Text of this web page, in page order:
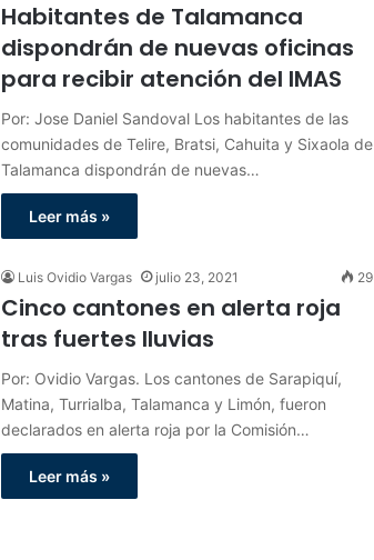
Habitantes de Talamanca
dispondrán de nuevas oficinas
para recibir atención del IMAS
Por: Jose Daniel Sandoval Los habitantes de las
comunidades de Telire, Bratsi, Cahuita y Sixaola de
Talamanca dispondrán de nuevas…
Leer más »
Luis Ovidio Vargas julio 23, 2021 29
Cinco cantones en alerta roja
tras fuertes lluvias
Por: Ovidio Vargas. Los cantones de Sarapiquí,
Matina, Turrialba, Talamanca y Limón, fueron
declarados en alerta roja por la Comisión…
Leer más »